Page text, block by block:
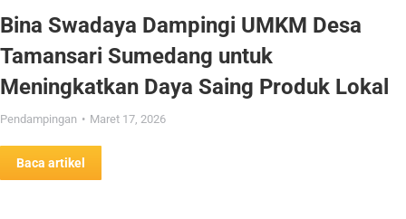
Bina Swadaya Dampingi UMKM Desa
Tamansari Sumedang untuk
Meningkatkan Daya Saing Produk Lokal
Pendampingan Maret 17, 2026
Baca artikel